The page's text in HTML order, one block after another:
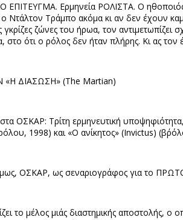
Ερμηνεία ΡΟΛΙΣΤΑ. Ο ηθοποιός
ο Ντάλτον Τράμπο ακόμα κι αν δεν έχουν
γκρίζες ζώνες του ήρωα, τον
στο ότι ο ρόλος δεν ήταν πλήρης. Κι ας
ΔΙΑΣΩΣΗ» (The Martian)
ΟΣΚΑΡ: Τρίτη ερμηνευτική
1998) και «Ο ανίκητος» (Invictus)
ΟΣΚΑΡ, ως σεναριογράφος για το
το μέλος μιάς διαστημικής αποστολής, ο